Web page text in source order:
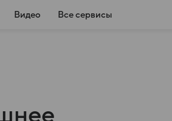
Видео Все сервисы